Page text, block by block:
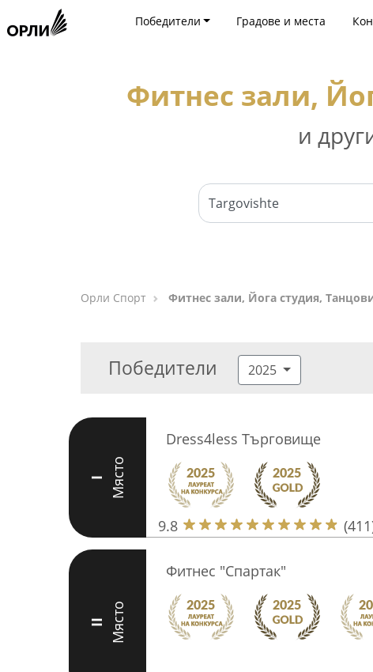
Победители Градове и места
Фитнес зали,
и
Орли Спорт Фитнес зали, Йога студия,
Победители 2025
I Място
Dress4less Търговище
9.8
II Място
Фитнес "Спартак"